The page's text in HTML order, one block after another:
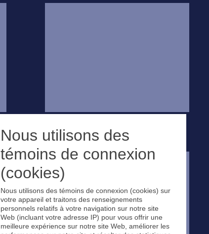
Nous utilisons des
témoins de connexion
(cookies)
Nous utilisons des témoins de connexion (cookies) sur
votre appareil et traitons des renseignements
personnels relatifs à votre navigation sur notre site
Web (incluant votre adresse IP) pour vous offrir une
meilleure expérience sur notre site Web, améliorer les